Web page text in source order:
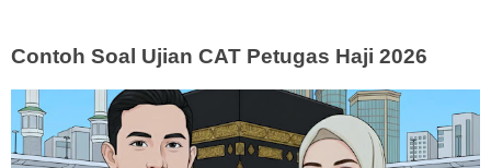
Contoh Soal Ujian CAT Petugas Haji 2026